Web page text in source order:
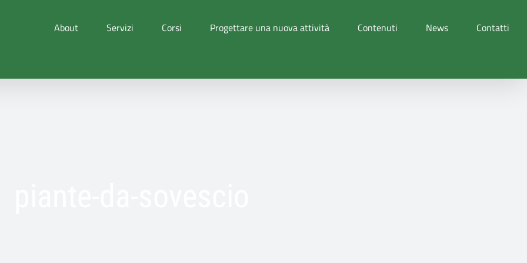
About Servizi Corsi Progettare una nuova attività Contenuti News Contatti